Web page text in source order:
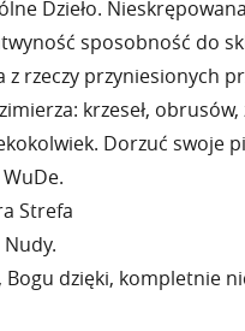
Dzieło.
sposobność do
z rzeczy przyniesionych
krzeseł, obrusów,
Dorzuć swoje
Strefa
Nudy.
Bogu dzięki, kompletnie